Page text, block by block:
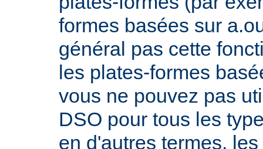
formes basées sur
général pas cette
les plates-formes
vous ne pouvez pas
DSO pour tous les
en d'autres termes,